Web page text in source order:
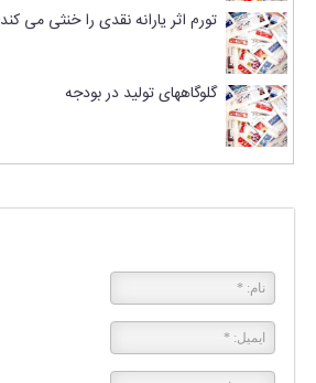
تورم اثر یارانه نقدی را خنثی می کند
گلوگاههای تولید در بودجه